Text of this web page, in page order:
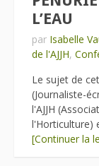
L’EAU
par Isabelle
de l'AJJH,
Le sujet de
(Journaliste-
l'AJJH
l'Horticulture)
[Continuer la